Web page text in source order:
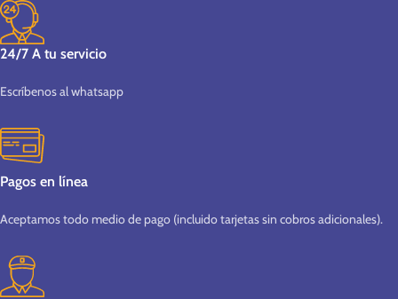
24/7 A tu servicio
Escríbenos al whatsapp
Pagos en línea
Aceptamos todo medio de pago (incluido tarjetas sin cobros adicionales).